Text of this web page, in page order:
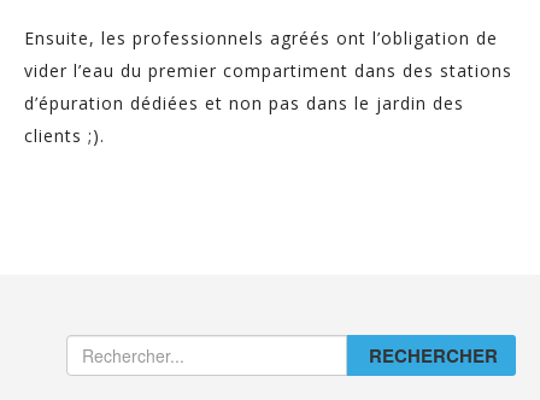
Ensuite, les professionnels agréés ont l’obligation de
vider l’eau du premier compartiment dans des stations
d’épuration dédiées et non pas dans le jardin des
clients ;).
RECHERCHER